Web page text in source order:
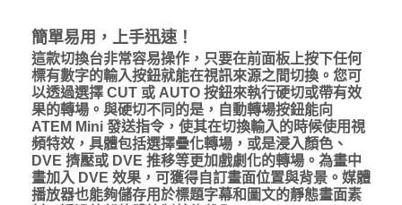
簡單易用，上手迅速！
這款切換台非常容易操作，只要在前面板上按下任何
標有數字的輸入按鈕就能在視訊來源之間切換。您可
以透過選擇 CUT 或 AUTO 按鈕來執行硬切或帶有效
果的轉場。與硬切不同的是，自動轉場按鈕能向
ATEM Mini 發送指令，使其在切換輸入的時候使用視
頻特效，具體包括選擇疊化轉場，或是浸入顏色、
DVE 擠壓或 DVE 推移等更加戲劇化的轉場。為畫中
畫加入 DVE 效果，可獲得自訂畫面位置與背景。媒體
播放器也能夠儲存用於標題字幕和圖文的靜態畫面素